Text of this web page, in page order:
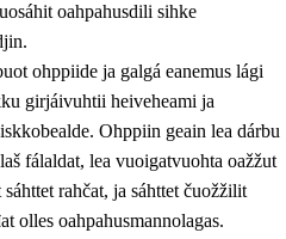
oahpahusdili sihke
ohppiide ja galgá eanemus lági
girjáivuhtii heiveheami ja
Ohppiin geain lea dárbu
fálaldat, lea vuoigatvuohta oažžut
rahčat, ja sáhttet čuožžilit
olles oahpahusmannolagas.